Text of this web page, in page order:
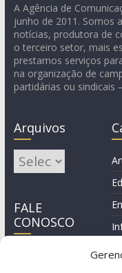
A Agência de
junho de 2011. Somos
notícias, produtora de
o terceiro setor, mais
prestamos serviços
na organização de
partidárias ou sindicais –
Arquivos
Arquivos
FALE
CONOSCO